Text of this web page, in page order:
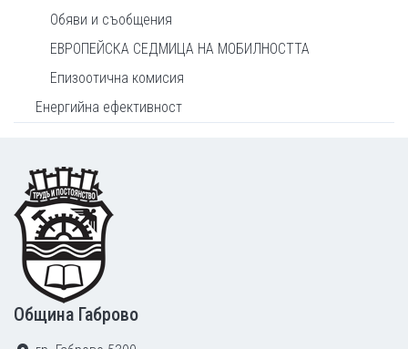
Обяви и съобщения
ЕВРОПЕЙСКА СЕДМИЦА НА МОБИЛНОСТТА
Епизоотична комисия
Енергийна ефективност
Footer
Община Габрово